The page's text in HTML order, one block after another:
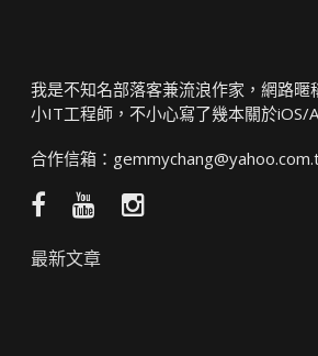
我是不知名部落客兼流浪作家，網路暱
小IT工程師，不小心寫了幾本關於iOS/
合作信箱：
Facebook
團
YouTube
頻
Instagram
最新文章